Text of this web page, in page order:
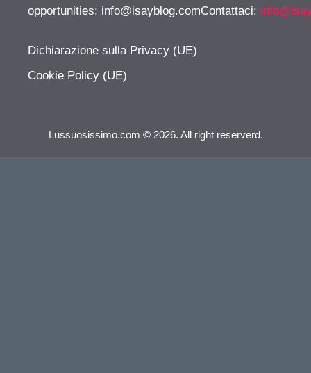
opportunities: info@isayblog.comContattaci:
Dichiarazione sulla Privacy (UE)
Cookie Policy (UE)
Lussuosissimo.com © 2026. All right reserverd.